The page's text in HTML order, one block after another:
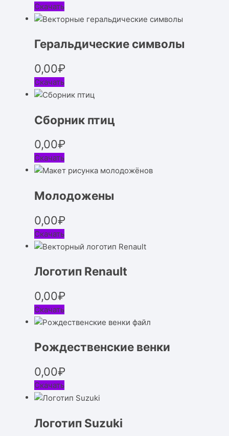
Скачать
Геральдические символы
0,00₽
Скачать
Сборник птиц
0,00₽
Скачать
Молодожены
0,00₽
Скачать
Логотип Renault
0,00₽
Скачать
Рождественские венки
0,00₽
Скачать
Логотип Suzuki